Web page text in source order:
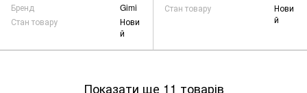
Бренд
Gimi
Стан товару
Нови
й
Стан товару
Нови
й
Показати ще 11 товарів